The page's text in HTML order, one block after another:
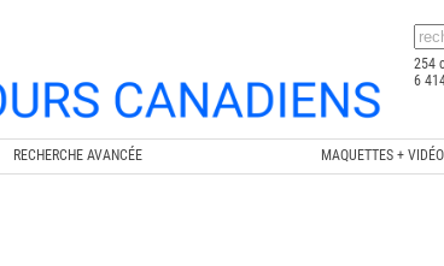
254
6
RECHERCHE AVANCÉE MAQUETTES +